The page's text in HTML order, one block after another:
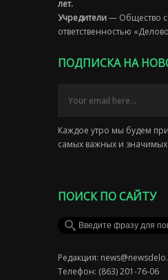
лет.
Учредители— Общество
ответственностью
ПОДПИСКА НА
Каждое утро мы будем
самых важных и
ПОИСК ПО САЙТУ
Редакция:
Телефон: (863) 201-76-06